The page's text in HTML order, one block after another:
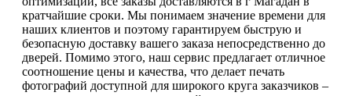
кратчайшие сроки. Мы понимаем значение времени для
наших клиентов и поэтому гарантируем быструю и
безопасную доставку вашего заказа непосредственно до
дверей. Помимо этого, наш сервис предлагает отличное
соотношение цены и качества, что делает печать
фотографий доступной для широкого круга заказчиков –